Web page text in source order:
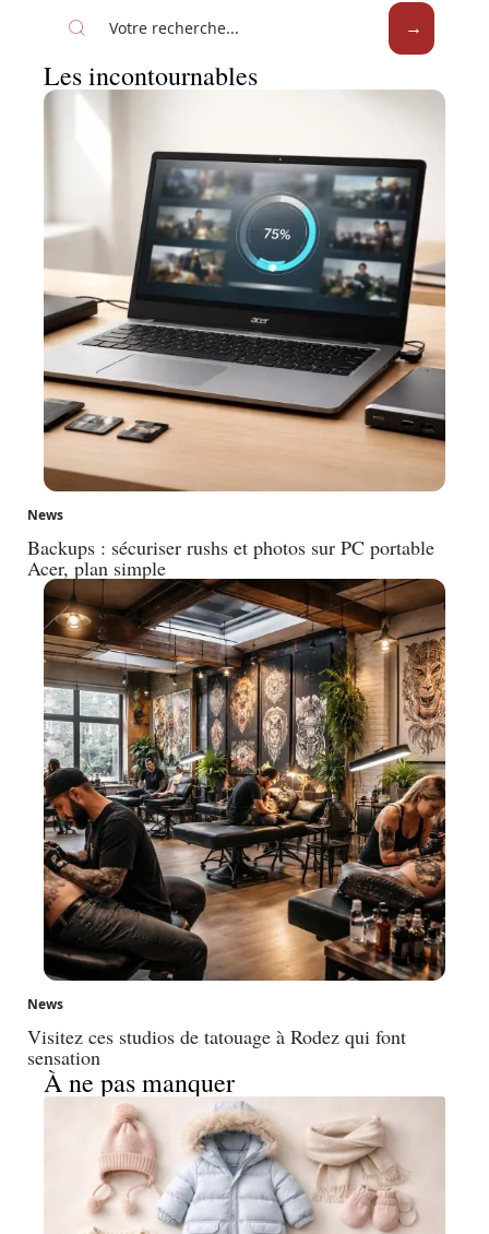
Les incontournables
News
Backups : sécuriser rushs et photos sur PC portable
Acer, plan simple
News
Visitez ces studios de tatouage à Rodez qui font
sensation
À ne pas manquer